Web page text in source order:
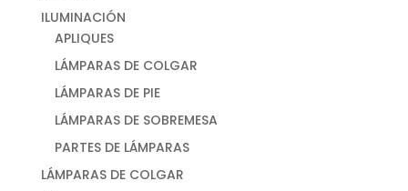
ILUMINACIÓN
APLIQUES
LÁMPARAS DE COLGAR
LÁMPARAS DE PIE
LÁMPARAS DE SOBREMESA
PARTES DE LÁMPARAS
LÁMPARAS DE COLGAR